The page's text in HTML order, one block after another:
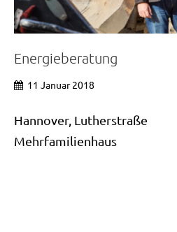
Energieberatung
11 Januar 2018
Hannover, Lutherstraße
Mehrfamilienhaus